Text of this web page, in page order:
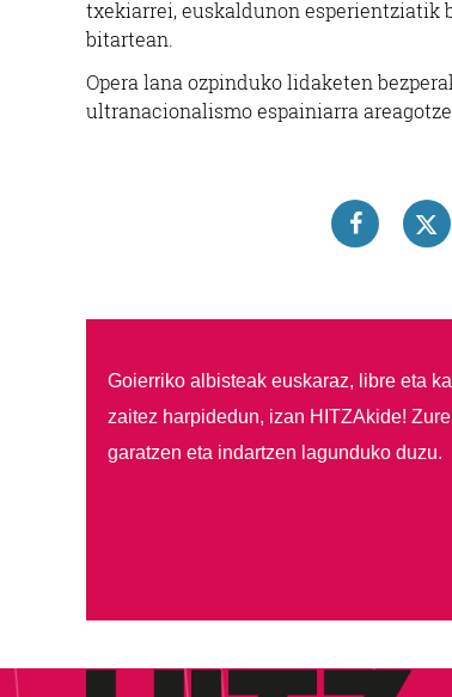
txekiarrei, euskaldunon esperientziatik
bitartean.
Opera lana ozpinduko lidaketen
ultranacionalismo espainiarra
Goierriko albisteak euskaraz, libre eta
zaitez harpidedun, izan HITZAkide!
garatzen eta indartzen lagunduko duzu.